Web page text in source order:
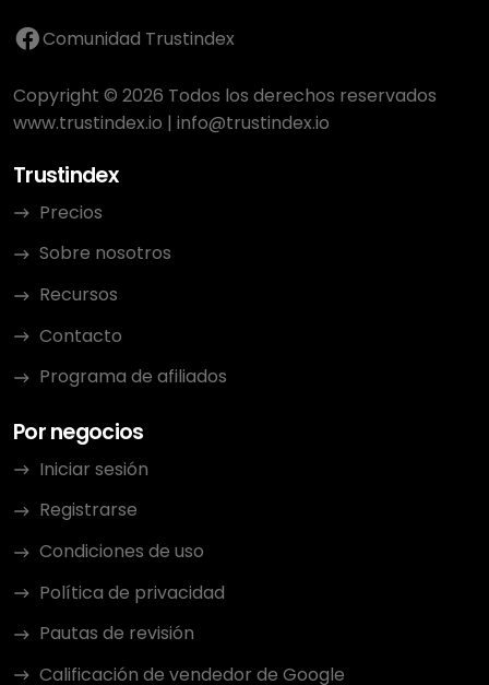
Comunidad Trustindex
Copyright © 2026 Todos los derechos reservados
www.trustindex.io | info@trustindex.io
Trustindex
Precios
Sobre nosotros
Recursos
Contacto
Programa de afiliados
Por negocios
Iniciar sesión
Registrarse
Condiciones de uso
Política de privacidad
Pautas de revisión
Calificación de vendedor de Google